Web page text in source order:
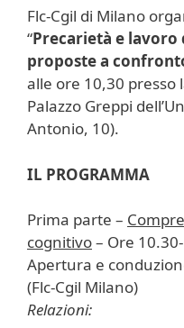
Flc-Cgil di Milano
“Precarietà e lavoro
proposte a
alle ore 10,30 presso
Palazzo Greppi
Antonio, 10).
IL PROGRAMMA
Prima parte –
cognitivo– Ore
Apertura e
(Flc-Cgil Milano)
Relazioni: